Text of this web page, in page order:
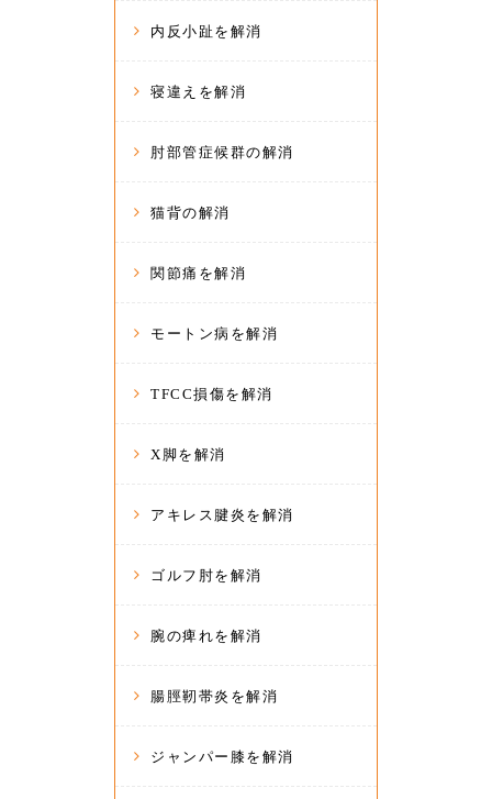
内反小趾を解消
寝違えを解消
肘部管症候群の解消
猫背の解消
関節痛を解消
モートン病を解消
TFCC損傷を解消
X脚を解消
アキレス腱炎を解消
ゴルフ肘を解消
腕の痺れを解消
腸脛靭帯炎を解消
ジャンパー膝を解消